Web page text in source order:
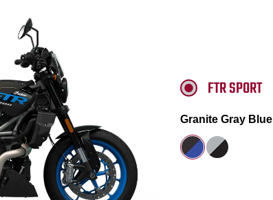
FTR SPORT
Granite Gray Blue